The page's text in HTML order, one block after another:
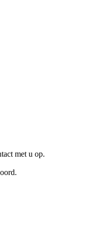
met u op.